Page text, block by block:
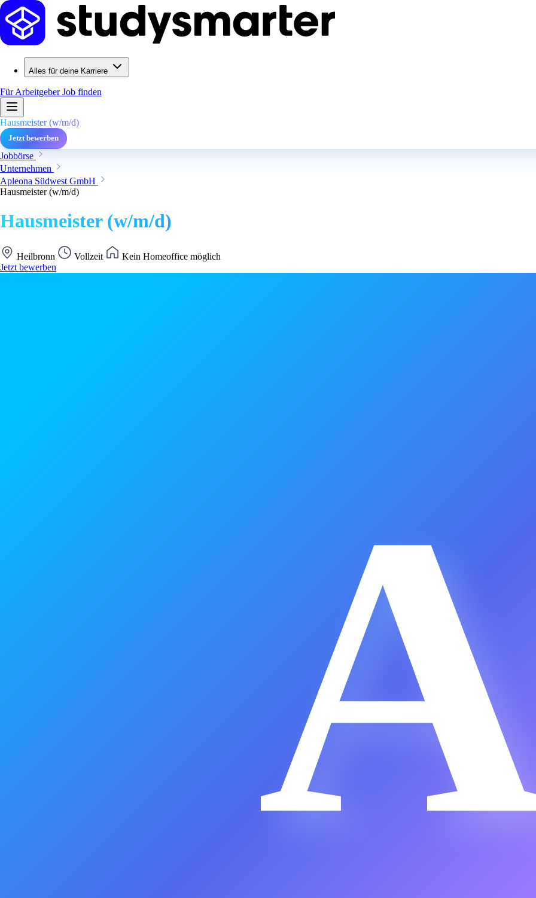
Alles für deine Karriere
Für ArbeitgeberJob finden
Hausmeister (w/m/d)
Jetzt bewerben
Jobbörse
Unternehmen
Apleona Südwest GmbH
Hausmeister (w/m/d)
Hausmeister (w/m/d)
Heilbronn Vollzeit
Kein Homeoffice möglich
Jetzt bewerben